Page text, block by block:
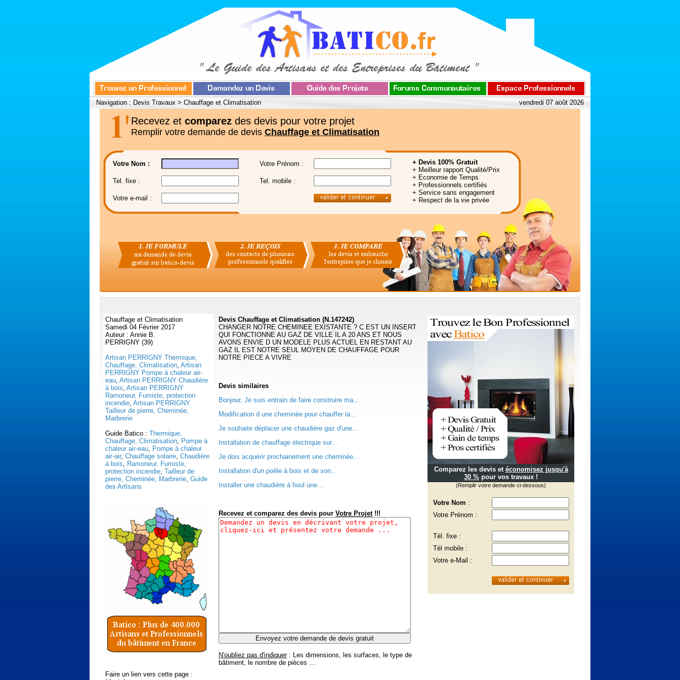
Navigation : Devis Travaux > Chauffage et Climatisation vendredi 07 août 2026
Recevez et comparez des devis pour votre projet
Remplir votre demande de devis Chauffage et Climatisation
Votre Nom : Votre Prénom :
+ Devis 100% Gratuit
+ Meilleur rapport Qualité/Prix
+ Economie de Temps
+ Professionnels certifiés
+ Service sans engagement
+ Respect de la vie privée
Tel. fixe : Tel. mobile :
Votre e-mail :
Chauffage et Climatisation
Samedi 04 Février 2017
Auteur : Annie B.
PERRIGNY (39)
Artisan PERRIGNY Thermique,
Chauffage, Climatisation, Artisan
PERRIGNY Pompe à chaleur air-
eau, Artisan PERRIGNY Chaudière
à bois, Artisan PERRIGNY
Ramoneur, Fumiste, protection
incendie, Artisan PERRIGNY
Tailleur de pierre, Cheminée,
Marbrerie
Guide Batico : Thermique,
Chauffage, Climatisation, Pompe à
chaleur air-eau, Pompe à chaleur
air-air, Chauffage solaire, Chaudière
à bois, Ramoneur, Fumiste,
protection incendie, Tailleur de
pierre, Cheminée, Marbrerie, Guide
des Artisans
Faire un lien vers cette page :
Devis Chauffage et Climatisation (N.147242)
CHANGER NOTRE CHEMINEE EXISTANTE ? C EST UN INSERT
QUI FONCTIONNE AU GAZ DE VILLE IL A 20 ANS ET NOUS
AVONS ENVIE D UN MODELE PLUS ACTUEL EN RESTANT AU
GAZ IL EST NOTRE SEUL MOYEN DE CHAUFFAGE POUR
NOTRE PIECE A VIVRE
Devis similaires
Bonjour, Je suis entrain de faire construire ma...
Modification d une cheminée pour chauffer la...
Je souhaite déplacer une chaudière gaz d'une...
Installation de chauffage électrique sur...
Je dois acquérir prochainement une cheminée...
Installation d'un poêle à bois et de son...
Installer une chaudière à fioul une...
Recevez et comparez des devis pour Votre Projet!!!
N'oubliez pas d'indiquer: Les dimensions, les surfaces, le type de
bâtiment, le nombre de pièces ...
Comparez les devis et économisez jusqu'à
30 % pour vos travaux !
(Remplir votre demande ci-dessous)
Votre Nom :
Votre Prénom :
Tél. fixe :
Tél mobile :
Votre e-Mail :